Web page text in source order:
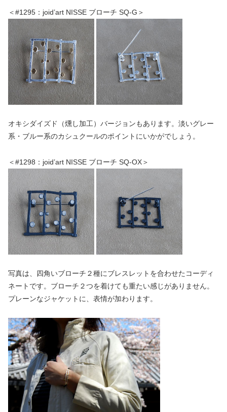
＜#1295：joid’art NISSE ブローチ SQ-G＞
オキシダイズド（燻し加工）バージョンもあります。淡いグレー
系・ブルー系のカシュクールのポイントにいかがでしょう。
＜#1298：joid’art NISSE ブローチ SQ-OX＞
写真は、四角いブローチ２種にブレスレットを合わせたコーディ
ネートです。ブローチ２つを着けても重たい感じがありません。
プレーンなジャケットに、表情が加わります。